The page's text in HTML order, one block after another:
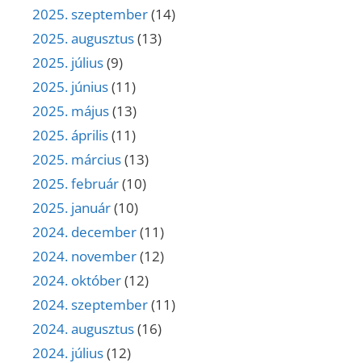
2025. szeptember(14)
2025. augusztus(13)
2025. július(9)
2025. június(11)
2025. május(13)
2025. április(11)
2025. március(13)
2025. február(10)
2025. január(10)
2024. december(11)
2024. november(12)
2024. október(12)
2024. szeptember(11)
2024. augusztus(16)
2024. július(12)